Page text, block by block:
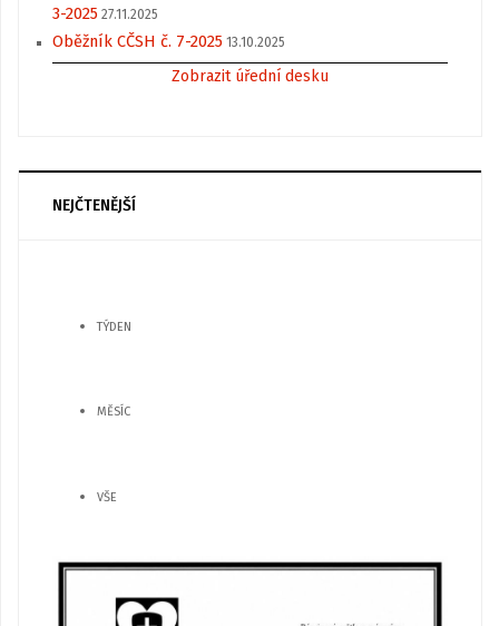
3-2025 27.11.2025
Oběžník CČSH č. 7-2025 13.10.2025
Zobrazit úřední desku
NEJČTENĚJŠÍ
TÝDEN
MĚSÍC
VŠE